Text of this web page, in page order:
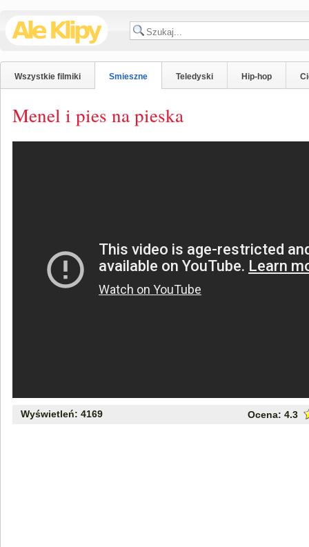
Wszystkie filmiki Smieszne Teledyski Hip-hop
Menel i pies na pieska
Wyświetleń: 4169 Ocena: 4.3